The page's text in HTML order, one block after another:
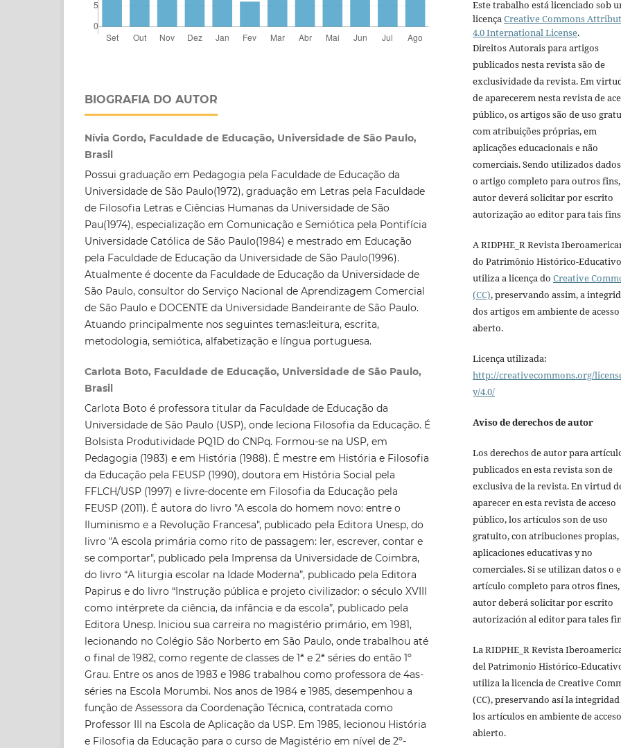
BIOGRAFIA DO AUTOR
Nívia Gordo, Faculdade de Educação, Universidade de São Paulo,
Brasil
Possui graduação em Pedagogia pela Faculdade de Educação da
Universidade de São Paulo(1972), graduação em Letras pela Faculdade
de Filosofia Letras e Ciências Humanas da Universidade de São
Pau(1974), especialização em Comunicação e Semiótica pela Pontifícia
Universidade Católica de São Paulo(1984) e mestrado em Educação
pela Faculdade de Educação da Universidade de São Paulo(1996).
Atualmente é docente da Faculdade de Educação da Universidade de
São Paulo, consultor do Serviço Nacional de Aprendizagem Comercial
de São Paulo e DOCENTE da Universidade Bandeirante de São Paulo.
Atuando principalmente nos seguintes temas:leitura, escrita,
metodologia, semiótica, alfabetização e língua portuguesa.
Carlota Boto, Faculdade de Educação, Universidade de São Paulo,
Brasil
Carlota Boto é professora titular da Faculdade de Educação da
Universidade de São Paulo (USP), onde leciona Filosofia da Educação. É
Bolsista Produtividade PQ1D do CNPq. Formou-se na USP, em
Pedagogia (1983) e em História (1988). É mestre em História e Filosofia
da Educação pela FEUSP (1990), doutora em História Social pela
FFLCH/USP (1997) e livre-docente em Filosofia da Educação pela
FEUSP (2011). É autora do livro "A escola do homem novo: entre o
Iluminismo e a Revolução Francesa", publicado pela Editora Unesp, do
livro "A escola primária como rito de passagem: ler, escrever, contar e
se comportar", publicado pela Imprensa da Universidade de Coimbra,
do livro “A liturgia escolar na Idade Moderna”, publicado pela Editora
Papirus e do livro “Instrução pública e projeto civilizador: o século XVIII
como intérprete da ciência, da infância e da escola”, publicado pela
Editora Unesp. Iniciou sua carreira no magistério primário, em 1981,
lecionando no Colégio São Norberto em São Paulo, onde trabalhou até
o final de 1982, como regente de classes de 1ª e 2ª séries do então 1º
Grau. Entre os anos de 1983 e 1986 trabalhou como professora de 4as-
séries na Escola Morumbi. Nos anos de 1984 e 1985, desempenhou a
função de Assessora da Coordenação Técnica, contratada como
Professor III na Escola de Aplicação da USP. Em 1985, lecionou História
e Filosofia da Educação para o curso de Magistério em nível de 2º-
Este trabalho está licenciado sob
licençaCreative Commons
4.0 International License.
Direitos Autorais para artigos
publicados nesta revista são de
exclusividade da revista. Em
de aparecerem nesta revista de
público, os artigos são de uso
com atribuições próprias, em
aplicações educacionais e não
comerciais. Sendo utilizados
o artigo completo para outros
autor deverá solicitar por escrito
autorização ao editor para tais
A RIDPHE_R Revista
do Patrimônio Histórico-Educativo
utiliza a licença do Creative
(CC), preservando assim, a
dos artigos em ambiente de acesso
aberto.
Licença utilizada:
http://creativecommons.org/
y/4.0/
Aviso de derechos de autor
Los derechos de autor para
publicados en esta revista son de
exclusiva de la revista. En virtud
aparecer en esta revista de acceso
público, los artículos son de uso
gratuito, con atribuciones propias,
aplicaciones educativas y no
comerciales. Si se utilizan datos o
artículo completo para otros
autor deberá solicitar por escrito
autorización al editor para tales
La RIDPHE_R Revista
del Patrimonio Histórico-
utiliza la licencia de Creative
(CC), preservando así la
los artículos en ambiente de acceso
abierto.